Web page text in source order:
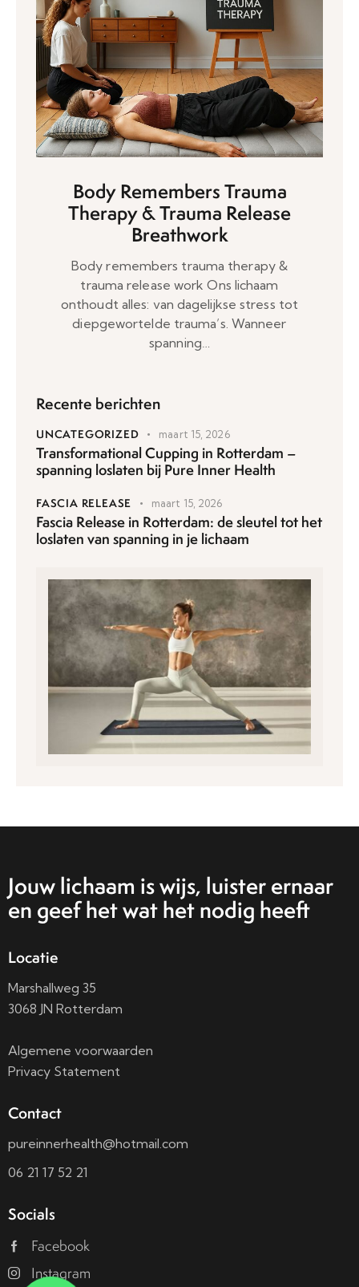
Body Remembers Trauma
Therapy & Trauma Release
Breathwork
Body remembers trauma therapy &
trauma release work Ons lichaam
onthoudt alles: van dagelijkse stress tot
diepgewortelde trauma’s. Wanneer
spanning…
Recente berichten
UNCATEGORIZED maart 15, 2026
Transformational Cupping in Rotterdam –
spanning loslaten bij Pure Inner Health
FASCIA RELEASE maart 15, 2026
Fascia Release in Rotterdam: de sleutel tot het
loslaten van spanning in je lichaam
Jouw lichaam is wijs, luister ernaar
en geef het wat het nodig heeft
Locatie
Marshallweg 35
3068 JN Rotterdam
Algemene voorwaarden
Privacy Statement
Contact
pureinnerhealth@hotmail.com
06 21 17 52 21
Socials
Facebook
Instagram